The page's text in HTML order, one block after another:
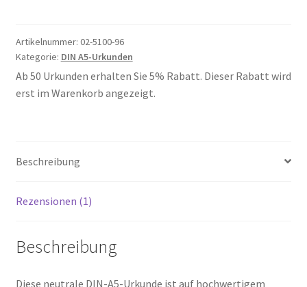
Artikelnummer: 02-5100-96
Kategorie: DIN A5-Urkunden
Ab 50 Urkunden erhalten Sie 5% Rabatt. Dieser Rabatt wird
erst im Warenkorb angezeigt.
Beschreibung
Rezensionen (1)
Beschreibung
Diese neutrale DIN-A5-Urkunde ist auf hochwertigem